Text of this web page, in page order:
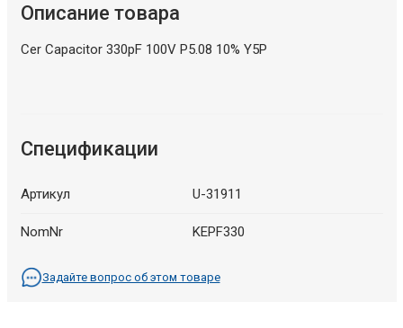
Описание товара
Cer Capacitor 330pF 100V P5.08 10% Y5P
Спецификации
Артикул U-31911
NomNr KEPF330
Задайте вопрос об этом товаре